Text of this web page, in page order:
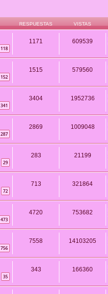
RESPUESTAS VISTAS
118
1171 609539
152
1515 579560
341
3404 1952736
287
2869 1009048
29
283 21199
72
713 321864
473
4720 753682
756
7558 14103205
35
343 166360